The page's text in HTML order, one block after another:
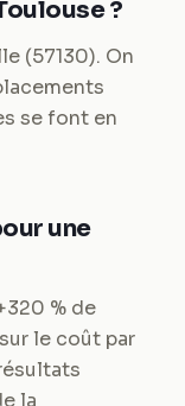
?
(57130). On
se font en
une
% de
le coût par
la